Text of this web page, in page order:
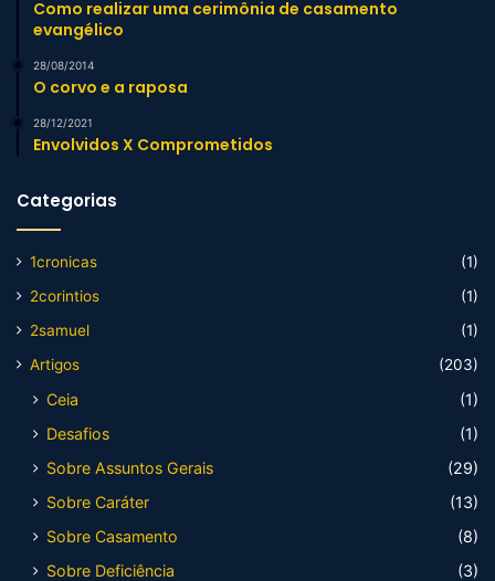
Como realizar uma cerimônia de casamento
evangélico
28/08/2014
O corvo e a raposa
28/12/2021
Envolvidos X Comprometidos
Categorias
1cronicas
(1)
2corintios
(1)
2samuel
(1)
Artigos
(203)
Ceia
(1)
Desafios
(1)
Sobre Assuntos Gerais
(29)
Sobre Caráter
(13)
Sobre Casamento
(8)
Sobre Deficiência
(3)